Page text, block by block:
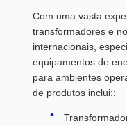
Com uma vasta
transformadores e
internacionais,
equipamentos de
para ambientes
de produtos inclui::